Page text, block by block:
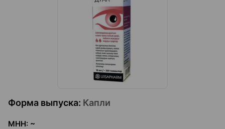
Форма выпуска: Капли
МНН: ~